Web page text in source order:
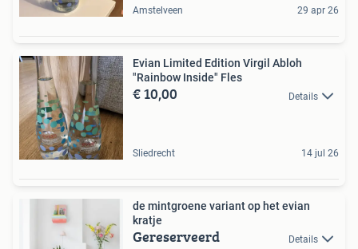
Amstelveen 29 apr 26
Evian Limited Edition Virgil Abloh
"Rainbow Inside" Fles
€ 10,00 Details
Sliedrecht 14 jul 26
de mintgroene variant op het evian
kratje
Gereserveerd Details